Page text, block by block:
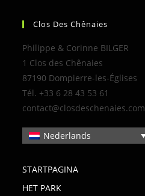
Clos Des Chênaies
Philippe & Corinne BILGER
1 Clos des Chênaies
87190 Dompierre-les-Églises
Tél. +33 6 28 43 53 61
contact@closdeschenaies.com
Nederlands
STARTPAGINA
HET PARK